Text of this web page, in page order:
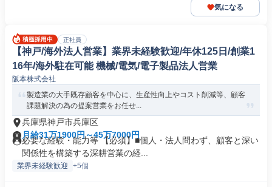
気になる
正社員
【神戸/海外法人営業】業界未経験歓迎/年休125日/創業1
16年/海外駐在可能 機械/電気/電子製品法人営業
阪本株式会社
製造業の大手既存顧客を中心に、生産性向上やコスト削減等、顧客
課題解決の為の提案営業をお任せ...
兵庫県神戸市兵庫区
月給31万1900円～45万7000円
必要な経験・能力等 【必須】■個人・法人問わず、顧客と深い
関係性を構築する深耕営業の経...
業界未経験歓迎 +5個